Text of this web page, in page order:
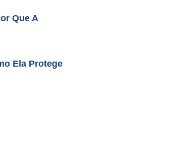
Que A
Ela Protege